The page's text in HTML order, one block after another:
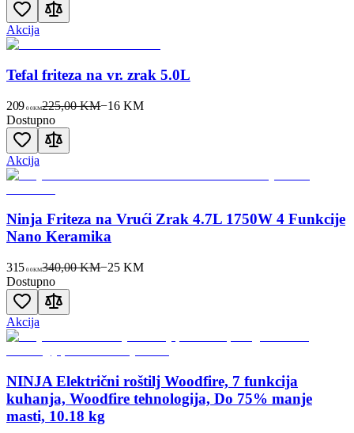
Akcija
Tefal friteza na vr. zrak 5.0L
209 00KM225,00 KM−16 KM
Dostupno
Akcija
Ninja Friteza na Vrući Zrak 4.7L 1750W 4 Funkcije
Nano Keramika
315 00KM340,00 KM−25 KM
Dostupno
Akcija
NINJA Električni roštilj Woodfire, 7 funkcija
kuhanja, Woodfire tehnologija, Do 75% manje
masti, 10.18 kg